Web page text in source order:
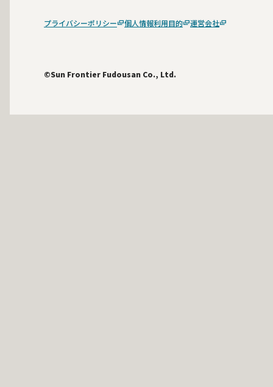
プライバシーポリシー 個人情報利用目的 運営会社
©Sun Frontier Fudousan Co., Ltd.